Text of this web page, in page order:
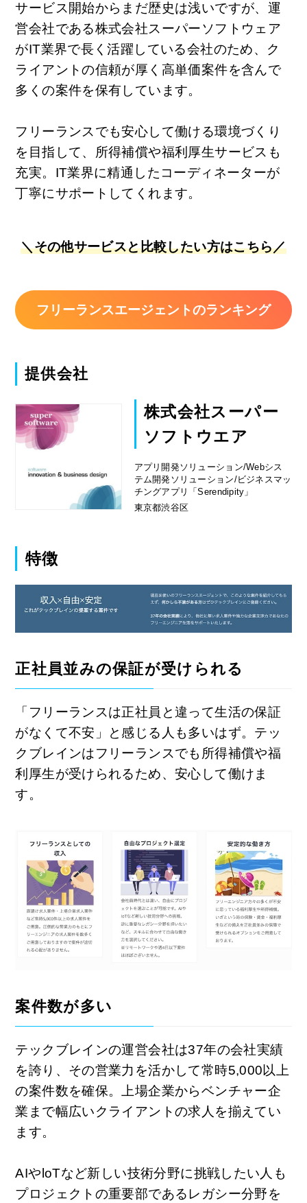
サービス開始からまだ歴史は浅いですが、運
営会社である株式会社スーパーソフトウェア
がIT業界で長く活躍している会社のため、ク
ライアントの信頼が厚く高単価案件を含んで
多くの案件を保有しています。
フリーランスでも安心して働ける環境づくり
を目指して、所得補償や福利厚生サービスも
充実。IT業界に精通したコーディネーターが
丁寧にサポートしてくれます。
＼その他サービスと比較したい方はこちら／
フリーランスエージェントのランキング
提供会社
株式会社スーパー
ソフトウエア
アプリ開発ソリューション/Webシス
テム開発ソリューション/ビジネスマッ
チングアプリ「Serendipity」
東京都渋谷区
特徴
正社員並みの保証が受けられる
「フリーランスは正社員と違って生活の保証
がなくて不安」と感じる人も多いはず。テッ
クブレインはフリーランスでも所得補償や福
利厚生が受けられるため、安心して働けま
す。
案件数が多い
テックブレインの運営会社は37年の会社実績
を誇り、その営業力を活かして常時5,000以上
の案件数を確保。上場企業からベンチャー企
業まで幅広いクライアントの求人を揃えてい
ます。
AIやloTなど新しい技術分野に挑戦したい人も
プロジェクトの重要部であるレガシー分野を